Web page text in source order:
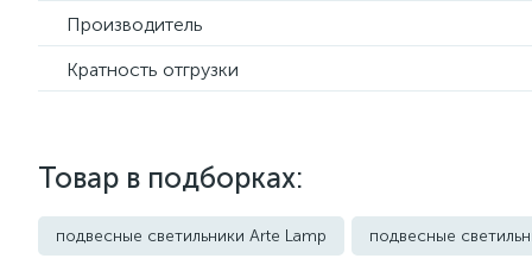
Производитель
Кратность отгрузки
Товар в подборках:
подвесные светильники Arte Lamp подвесные